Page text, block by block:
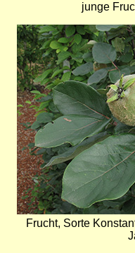
junge
Bild
Frucht, Sorte